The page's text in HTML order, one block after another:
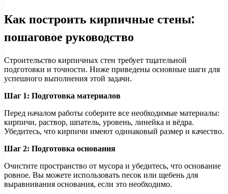
Как построить кирпичные стены:
пошаговое руководство
Строительство кирпичных стен требует тщательной
подготовки и точности. Ниже приведены основные шаги для
успешного выполнения этой задачи.
Шаг 1: Подготовка материалов
Перед началом работы соберите все необходимые материалы:
кирпичи, раствор, шпатель, уровень, линейка и вёдра.
Убедитесь, что кирпичи имеют одинаковый размер и качество.
Шаг 2: Подготовка основания
Очистите пространство от мусора и убедитесь, что основание
ровное. Вы можете использовать песок или щебень для
выравнивания основания, если это необходимо.